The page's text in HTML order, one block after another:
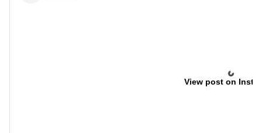
View post on